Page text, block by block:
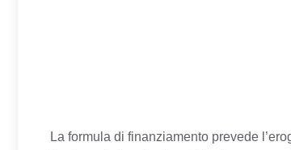
La formula di finanziamento prevede